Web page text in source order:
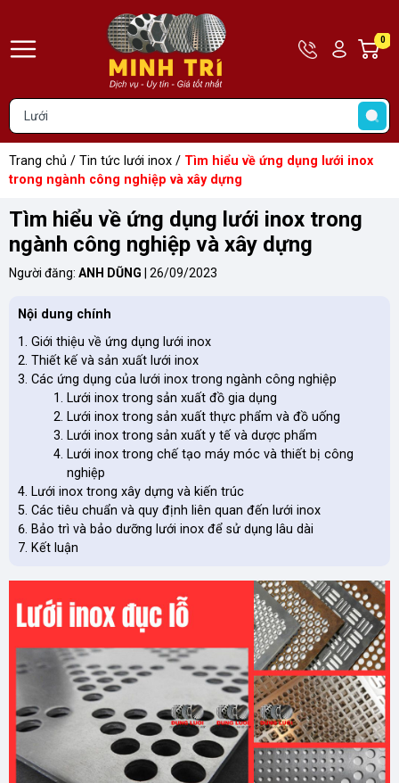
HotlineTài
khoản
Khách
0
Trang chủ / Tin tức lưới inox / Tìm hiểu về ứng dụng lưới inox
trong ngành công nghiệp và xây dựng
Tìm hiểu về ứng dụng lưới inox trong
ngành công nghiệp và xây dựng
Người đăng: ANH DŨNG 26/09/2023
Nội dung chính
Giới thiệu về ứng dụng lưới inox
Thiết kế và sản xuất lưới inox
Các ứng dụng của lưới inox trong ngành công nghiệp
Lưới inox trong sản xuất đồ gia dụng
Lưới inox trong sản xuất thực phẩm và đồ uống
Lưới inox trong sản xuất y tế và dược phẩm
Lưới inox trong chế tạo máy móc và thiết bị công
nghiệp
Lưới inox trong xây dựng và kiến trúc
Các tiêu chuẩn và quy định liên quan đến lưới inox
Bảo trì và bảo dưỡng lưới inox để sử dụng lâu dài
Kết luận